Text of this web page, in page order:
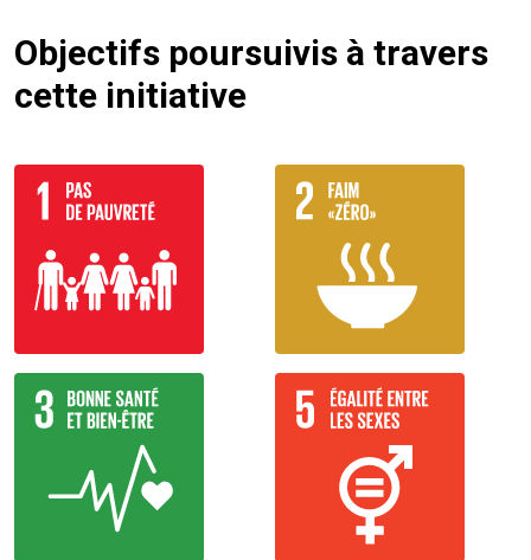
Objectifs poursuivis à travers
cette initiative